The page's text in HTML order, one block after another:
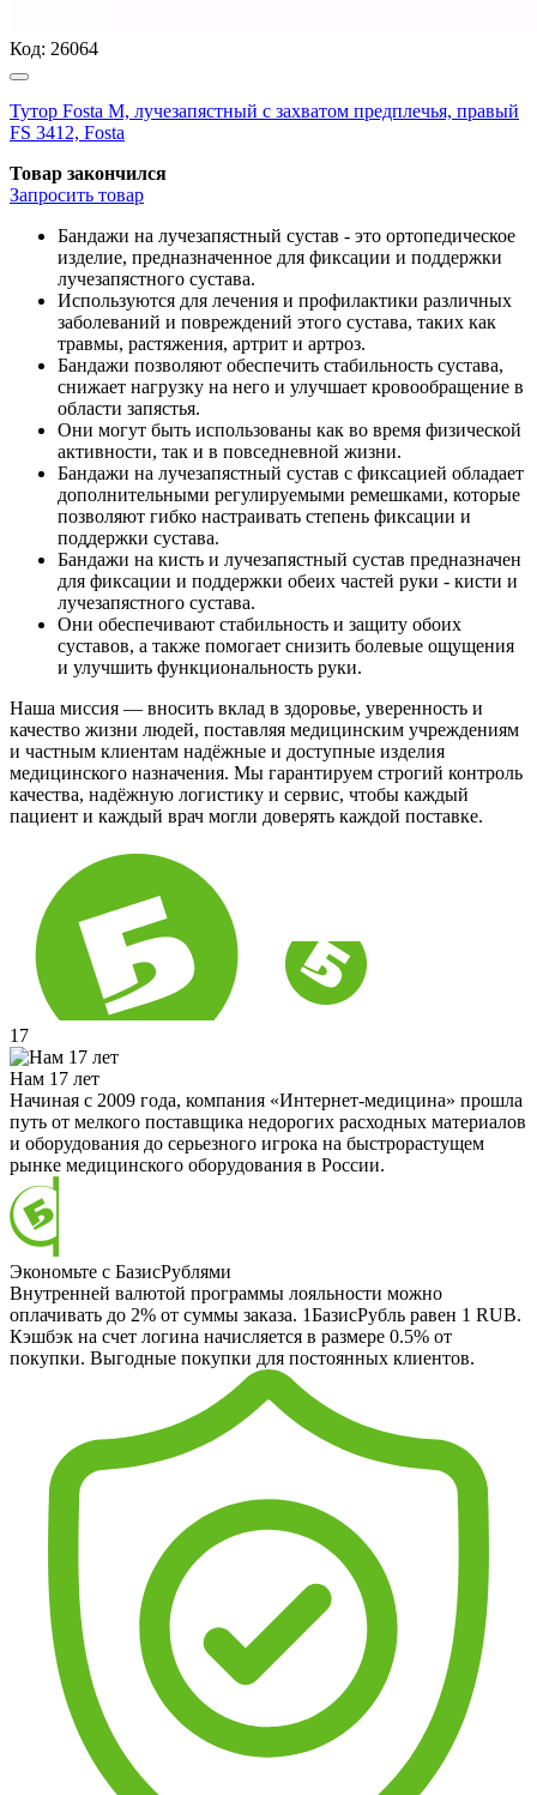
Код: 26064
Тутор Fosta M, лучезапястный с захватом предплечья, правый
FS 3412, Fosta
Товар закончился
Запросить товар
Бандажи на лучезапястный сустав - это ортопедическое
изделие, предназначенное для фиксации и поддержки
лучезапястного сустава.
Используются для лечения и профилактики различных
заболеваний и повреждений этого сустава, таких как
травмы, растяжения, артрит и артроз.
Бандажи позволяют обеспечить стабильность сустава,
снижает нагрузку на него и улучшает кровообращение в
области запястья.
Они могут быть использованы как во время физической
активности, так и в повседневной жизни.
Бандажи на лучезапястный сустав с фиксацией обладает
дополнительными регулируемыми ремешками, которые
позволяют гибко настраивать степень фиксации и
поддержки сустава.
Бандажи на кисть и лучезапястный сустав предназначен
для фиксации и поддержки обеих частей руки - кисти и
лучезапястного сустава.
Они обеспечивают стабильность и защиту обоих
суставов, а также помогает снизить болевые ощущения
и улучшить функциональность руки.
Наша миссия — вносить вклад в здоровье, уверенность и
качество жизни людей, поставляя медицинским учреждениям
и частным клиентам надёжные и доступные изделия
медицинского назначения. Мы гарантируем строгий контроль
качества, надёжную логистику и сервис, чтобы каждый
пациент и каждый врач могли доверять каждой поставке.
17
Нам 17 лет
Начиная с 2009 года, компания «Интернет-медицина» прошла
путь от мелкого поставщика недорогих расходных материалов
и оборудования до серьезного игрока на быстрорастущем
рынке медицинского оборудования в России.
Экономьте с БазисРублями
Внутренней валютой программы лояльности можно
оплачивать до 2% от суммы заказа. 1БазисРубль равен 1 RUB.
Кэшбэк на счет логина начисляется в размере 0.5% от
покупки. Выгодные покупки для постоянных клиентов.